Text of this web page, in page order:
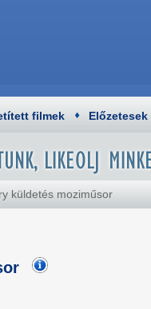
filmek Előzetesek
küldetés moziműsor